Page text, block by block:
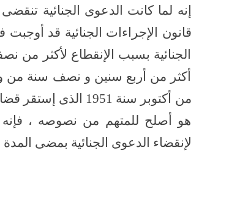
قانون الإجراءات الجنائية قد
الجنائية بسبب الإنقطاع لأكثر من
من أكتوبر سنة
هو أصلح للمتهم من نصوصه ، فإنه
لإنقضاء الدعوى الجنائية بمضى المدة